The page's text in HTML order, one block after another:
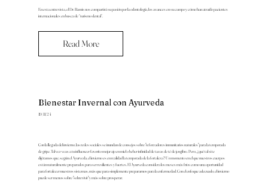
En esta entrevista, el Dr. Ramis nos compartirá su pasión por la odontología, los avances en su campo y cómo han atraído pacientes
internacionales en busca de “turismo dental”.
Read More
Bienestar Invernal con Ayurveda
19/11/24
Con la llegada del invierno, las redes sociales se inundan de consejos sobre "reforzadores inmunitarios naturales" para la temporada
de gripe. Tal vez veas a tu influencer favorito mojar ajo en miel o beber infinidad de tazas de té de jengibre. Pero, ¿qué tal si te
dijéramos que, según el Ayurveda, el invierno es en realidad la temporada de la fortaleza? Un momento en el que nuestros cuerpos
están naturalmente preparados para ser resilientes y fuertes. El Ayurveda considera los meses más fríos como una oportunidad
para fortalecer nuestros sistemas, más que para simplemente prepararnos para la enfermedad. Con el enfoque adecuado, el invierno
puede ser menos sobre "sobrevivir" y más sobre prosperar.